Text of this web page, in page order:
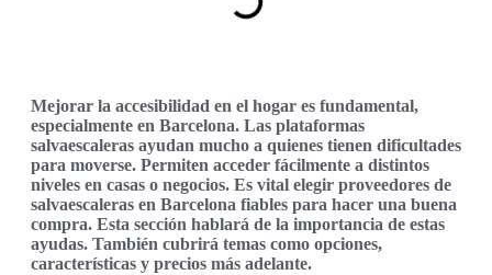
Mejorar la accesibilidad en el hogar es fundamental,
especialmente en Barcelona. Las plataformas
salvaescaleras ayudan mucho a quienes tienen dificultades
para moverse. Permiten acceder fácilmente a distintos
niveles en casas o negocios. Es vital elegir proveedores de
salvaescaleras en Barcelona fiables para hacer una buena
compra. Esta sección hablará de la importancia de estas
ayudas. También cubrirá temas como opciones,
características y precios más adelante.